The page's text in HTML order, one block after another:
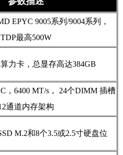
EPYC 9005系列/9004系列，
TDP最高500W
力卡，总显存高达384GB
，6400 MT/s， 24个DIMM 插槽
通道内存架构
M.2和8个3.5或2.5寸硬盘位